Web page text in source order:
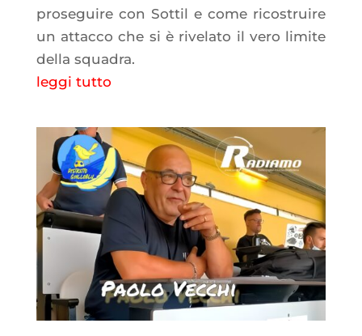
proseguire con Sottil e come ricostruire
un attacco che si è rivelato il vero limite
della squadra.
leggi tutto